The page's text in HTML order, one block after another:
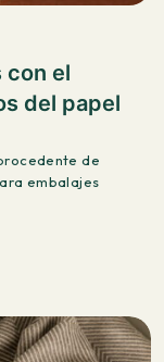
con el
del papel
de
embalajes